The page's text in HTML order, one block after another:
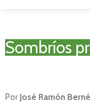
Sombríos
Por José Ramón Berné